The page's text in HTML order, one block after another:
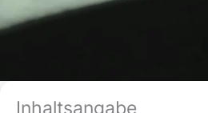
Inhaltsangabe